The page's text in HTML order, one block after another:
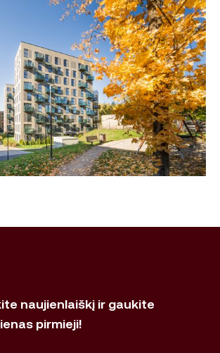
naujienlaiškį ir gaukite
pirmieji!